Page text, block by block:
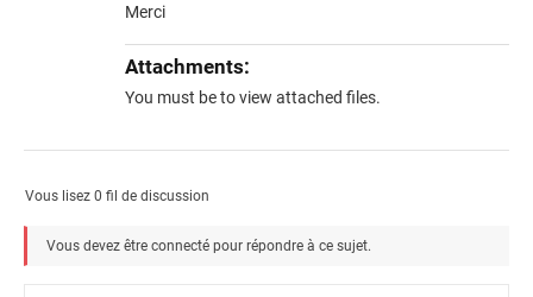
Merci
Attachments:
You must beto view attached files.
Vous lisez 0 fil de discussion
Vous devez être connecté pour répondre à ce sujet.